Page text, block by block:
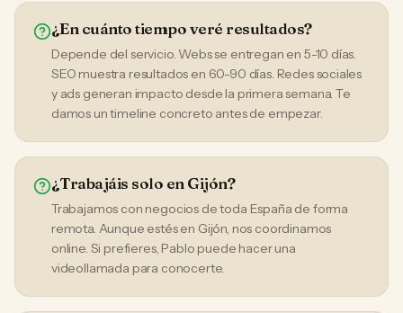
¿En cuánto tiempo veré resultados?
Depende del servicio. Webs se entregan en 5-10 días.
SEO muestra resultados en 60-90 días. Redes sociales
y ads generan impacto desde la primera semana. Te
damos un timeline concreto antes de empezar.
¿Trabajáis solo en Gijón?
Trabajamos con negocios de toda España de forma
remota. Aunque estés en Gijón, nos coordinamos
online. Si prefieres, Pablo puede hacer una
videollamada para conocerte.